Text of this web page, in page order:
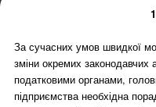
За сучасних умов швидкої
зміни окремих законодавчих
податковими органами,
підприємства необхідна